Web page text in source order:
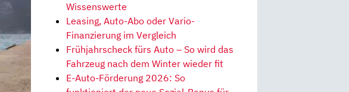
Wissenswerte
Leasing, Auto-Abo oder Vario-
Finanzierung im Vergleich
Frühjahrscheck fürs Auto – So wird das
Fahrzeug nach dem Winter wieder fit
E-Auto-Förderung 2026: So